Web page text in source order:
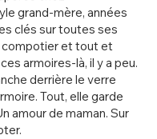
grand-mère, années
clés sur toutes ses
compotier et tout et
armoires-là, il y a peu.
derrière le verre
Tout, elle garde
amour de maman. Sur